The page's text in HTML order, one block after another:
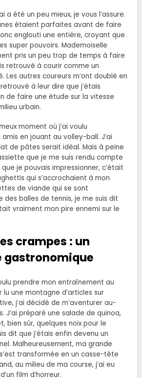
a été un peu mieux, je vous l’assure.
étaient parfaites avant de faire
englouti une entière, croyant que
super pouvoirs. Mademoiselle
pris un peu trop de temps à faire
retrouvé à courir comme un
Les autres coureurs m’ont doublé en
à leur dire que j’étais
de faire une étude sur la vitesse
urbain.
moment où j’ai voulu
en jouant au volley-ball. J’ai
de pâtes serait idéal. Mais à peine
que je me suis rendu compte
je pouvais impressionner, c’était
qui s’accrochaient à mon
de viande qui se sont
des balles de tennis, je me suis dit
vraiment mon pire ennemi sur le
crampes : un
prendre mon entraînement au
lu une montagne d’articles sur
j’ai décidé de m’aventurer au-
J’ai préparé une salade de quinoa,
bien sûr, quelques noix pour le
dit que j’étais enfin devenu un
Malheureusement, ma grande
transformée en un casse-tête
au milieu de ma course, j’ai eu
film d’horreur.